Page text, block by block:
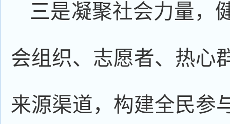
三是凝聚社会力量，
会组织、志愿者、热心
来源渠道，构建全民参